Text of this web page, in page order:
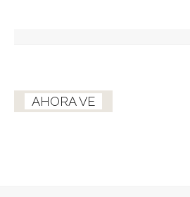
AHORA VE